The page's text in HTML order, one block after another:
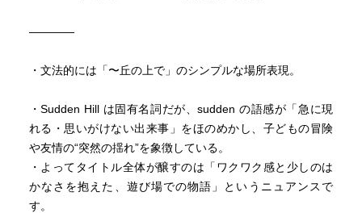
がないんだよ。でも、なにやってもいいんだよ。だからむ
————
・文法的には「〜丘の上で」のシンプルな場所表現。
・Sudden Hill は固有名詞だが、sudden の語感が「急に現
れる・思いがけない出来事」をほのめかし、子どもの冒険
や友情の“突然の揺れ”を象徴している。
・よってタイトル全体が醸すのは「ワクワク感と少しのは
かなさを抱えた、遊び場での物語」というニュアンスで
す。